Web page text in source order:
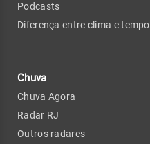
Podcasts
Diferença entre clima e tempo
Chuva
Chuva Agora
Radar RJ
Outros radares